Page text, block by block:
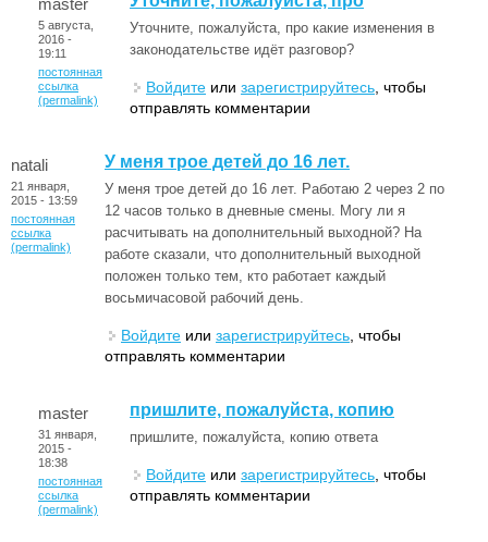
5 августа,
2016 -
19:11
постоянная
ссылка
(permalink)
Уточните, пожалуйста, про какие изменения в
законодательстве идёт разговор?
Войдите или зарегистрируйтесь , чтобы
отправлять комментарии
natali
21 января,
2015 - 13:59
постоянная
ссылка
(permalink)
У меня трое детей до 16 лет.
У меня трое детей до 16 лет. Работаю 2 через 2 по
12 часов только в дневные смены. Могу ли я
расчитывать на дополнительный выходной? На
работе сказали, что дополнительный выходной
положен только тем, кто работает каждый
восьмичасовой рабочий день.
Войдите или зарегистрируйтесь , чтобы
отправлять комментарии
master
31 января,
2015 -
18:38
постоянная
ссылка
(permalink)
пришлите, пожалуйста, копию
пришлите, пожалуйста, копию ответа
Войдите или зарегистрируйтесь , чтобы
отправлять комментарии